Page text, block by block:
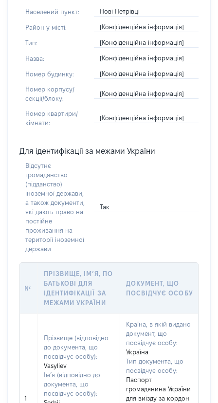
Населений пункт: Нові Петрівці
Район у місті: [Конфіденційна інформація]
Тип: [Конфіденційна інформація]
Назва: [Конфіденційна інформація]
Номер будинку: [Конфіденційна інформація]
Номер корпусу/
секції/блоку:
[Конфіденційна інформація]
Номер квартири/
кімнати:
[Конфіденційна інформація]
Для ідентифікації за межами України
Відсутнє
громадянство
(підданство)
іноземної держави,
а також документи,
які дають право на
постійне
проживання на
території іноземної
держави
Так
№
ПРІЗВИЩЕ, ІМ’Я, ПО
БАТЬКОВІ ДЛЯ
ІДЕНТИФІКАЦІЇ ЗА
МЕЖАМИ УКРАЇНИ
ДОКУМЕНТ, ЩО
ПОСВІДЧУЄ ОСОБУ
1
Прізвище (відповідно
до документа, що
посвідчує особу):
Vasyliev
Ім’я (відповідно до
документа, що
посвідчує особу):
Країна, в якій видано
документ, що
посвідчує особу:
Україна
Тип документа, що
посвідчує особу:
Паспорт
громадянина України
для виїзду за кордон